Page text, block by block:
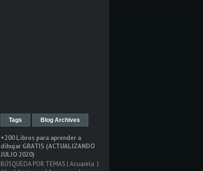
Tags Blog Archives
+200 Libros para aprender a
dibujar GRATIS (ACTUALIZANDO
JULIO 2020)
BÚSQUEDA POR TEMAS | Acuarela |